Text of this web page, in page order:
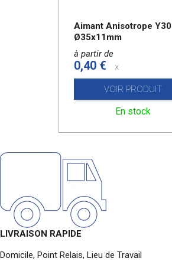
Aimant Anisotrope Y30
Ø35x11mm
à partir de
0,40 € x
VOIR PRODUIT
En stock
LIVRAISON RAPIDE
Domicile, Point Relais, Lieu de Travail